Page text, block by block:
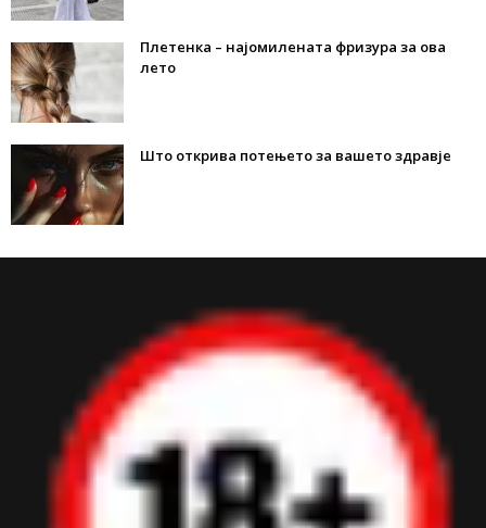
Плетенка – најомилената фризура за ова
лето
Што открива потењето за вашето здравје